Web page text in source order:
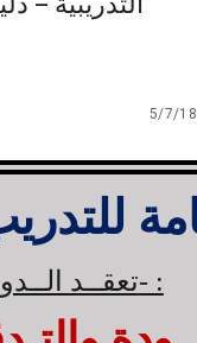
5/7/18
تعقــد: -